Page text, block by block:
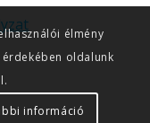
élmény
oldalunk
információ